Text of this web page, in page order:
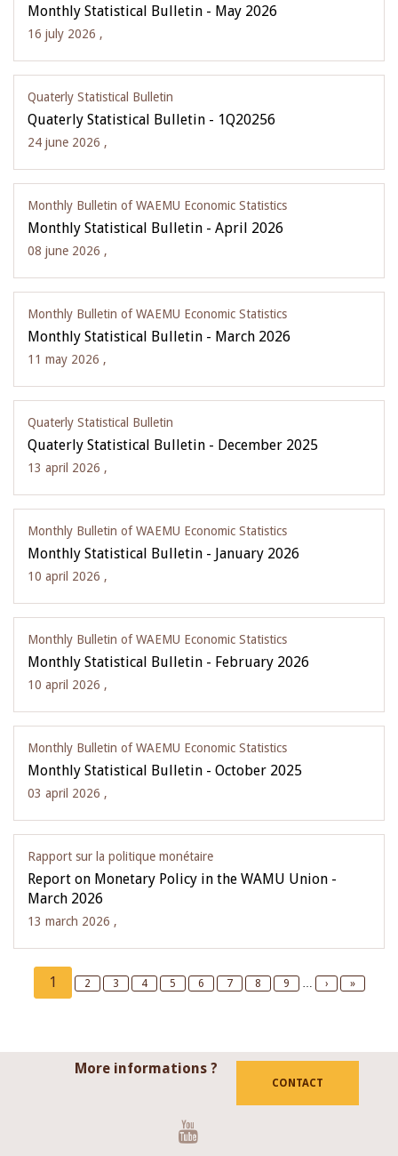
Monthly Statistical Bulletin - May 2026
16 july 2026 ,
Quaterly Statistical Bulletin
Quaterly Statistical Bulletin - 1Q20256
24 june 2026 ,
Monthly Bulletin of WAEMU Economic Statistics
Monthly Statistical Bulletin - April 2026
08 june 2026 ,
Monthly Bulletin of WAEMU Economic Statistics
Monthly Statistical Bulletin - March 2026
11 may 2026 ,
Quaterly Statistical Bulletin
Quaterly Statistical Bulletin - December 2025
13 april 2026 ,
Monthly Bulletin of WAEMU Economic Statistics
Monthly Statistical Bulletin - January 2026
10 april 2026 ,
Monthly Bulletin of WAEMU Economic Statistics
Monthly Statistical Bulletin - February 2026
10 april 2026 ,
Monthly Bulletin of WAEMU Economic Statistics
Monthly Statistical Bulletin - October 2025
03 april 2026 ,
Rapport sur la politique monétaire
Report on Monetary Policy in the WAMU Union -
March 2026
13 march 2026 ,
Pagination
Current
page
1 Page
2 Page
3 Page
4 Page
5 Page
6 Page
7 Page
8 Page
9 …
Next
›
Last
»
More informations ?
CONTACT